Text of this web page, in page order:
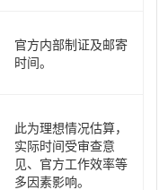
官方内部制证及邮寄
时间。
此为理想情况估算，
实际时间受审查意
见、官方工作效率等
多因素影响。